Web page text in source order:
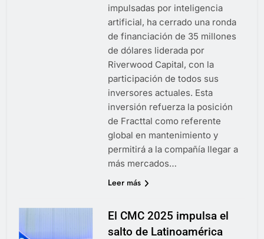
impulsadas por inteligencia
artificial, ha cerrado una ronda
de financiación de 35 millones
de dólares liderada por
Riverwood Capital, con la
participación de todos sus
inversores actuales. Esta
inversión refuerza la posición
de Fracttal como referente
global en mantenimiento y
permitirá a la compañía llegar a
más mercados…
Leer más
El CMC 2025 impulsa el
salto de Latinoamérica